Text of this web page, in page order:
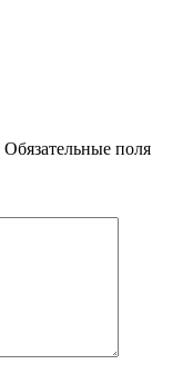
Обязательные поля